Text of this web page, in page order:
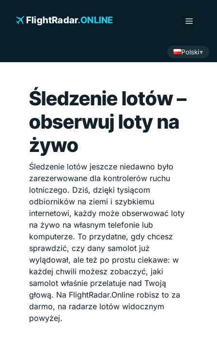
FlightRadar.ONLINE Menu
Polski
Śledzenie lotów –
obserwuj loty na
żywo
Śledzenie lotów jeszcze niedawno było
zarezerwowane dla kontrolerów ruchu
lotniczego. Dziś, dzięki tysiącom
odbiorników na ziemi i szybkiemu
internetowi, każdy może obserwować loty
na żywo na własnym telefonie lub
komputerze. To przydatne, gdy chcesz
sprawdzić, czy dany samolot już
wylądował, ale też po prostu ciekawe: w
każdej chwili możesz zobaczyć, jaki
samolot właśnie przelatuje nad Twoją
głową. Na FlightRadar.Online robisz to za
darmo, na radarze lotów widocznym
powyżej.